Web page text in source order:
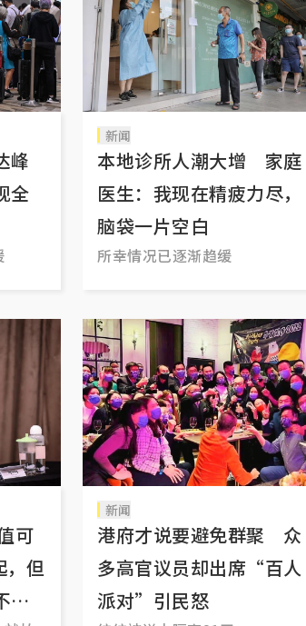
峰
全
新闻
本地诊所人潮大增 家庭
医生：我现在精疲力尽，
脑袋一片空白
所幸情况已逐渐趋缓
可
，但
会
新闻
港府才说要避免群聚 众
多高官议员却出席“百人
派对”引民怒